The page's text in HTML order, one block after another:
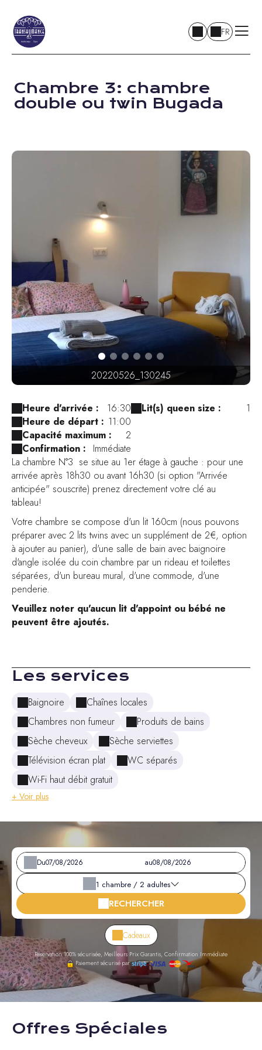
FR
Chambre 3: chambre
double ou twin Bugada
20220526_130245
Heure d'arrivée :
16:30
Heure de départ : 11:00
Capacité maximum :
2
Confirmation :
Immédiate
Lit(s) queen size : 1
La chambre N°3 se situe au 1er étage à gauche : pour une
arrivée après 18h30 ou avant 16h30 (si option "Arrivée
anticipée" souscrite) prenez directement votre clé au
tableau!
Votre chambre se compose d'un lit 160cm (nous pouvons
préparer avec 2 lits twins avec un supplément de 2€, option
à ajouter au panier), d'une salle de bain avec baignoire
d'angle isolée du coin chambre par un rideau et toilettes
séparées, d'un bureau mural, d'une commode, d'une
penderie.
Veuillez noter qu'aucun lit d'appoint ou bébé ne
peuvent être ajoutés.
Les services
Baignoire
Chaînes locales
Chambres non fumeur
Produits de bains
Sèche cheveux
Sèche serviettes
Télévision écran plat
WC séparés
Wi-Fi haut débit gratuit
+ Voir plus
Du au
1 chambre / 2 adultes
RECHERCHER
Cadeaux
Réservation 100% sécurisée, Meilleurs Prix Garantis, Confirmation Immédiate
Paiement sécurisé par
Offres Spéciales